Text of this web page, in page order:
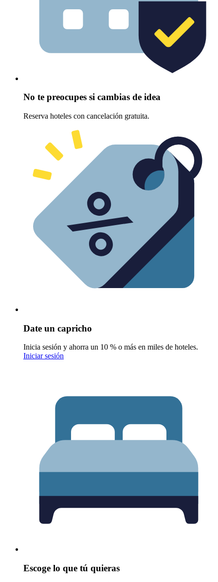
No te preocupes si cambias de idea
Reserva hoteles con cancelación gratuita.
Date un capricho
Inicia sesión y ahorra un 10 % o más en miles de hoteles.
Iniciar sesión
Escoge lo que tú quieras